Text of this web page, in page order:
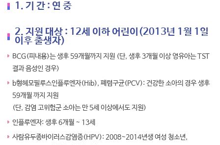
1. 기 간 : 연 중
2. 지원 대상 : 12세 이하 어린이(2013년 1월 1일
이후 출생자)
BCG(피내용)는 생후 59개월까지 지원 (단, 생후 3개월 이상 영유아는 TST
결과 음성인 경우)
b형헤모필루스인플루엔자(Hib), 폐렴구균(PCV): 건강한 소아의 경우 생후
59개월 까지 지원
(단, 감염 고위험군 소아는 만 5세 이상에서도 지원)
인플루엔자: 생후 6개월 ~ 13세
사람유두종바이러스감염증(HPV): 2008~2014년생 여성 청소년,